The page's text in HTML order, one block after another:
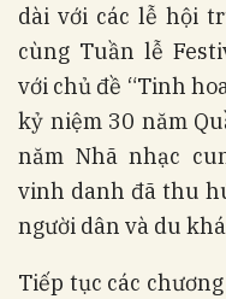
dài với các lễ hội
cùng Tuần lễ
với chủ đề “Tinh
kỷ niệm 30 năm
năm Nhã nhạc
vinh danh đã thu
người dân và du
Tiếp tục các